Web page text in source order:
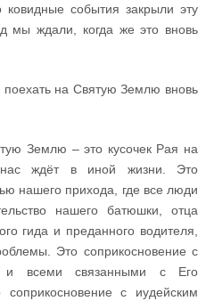
события закрыли эту
мы ждали, когда же это вновь
на Святую Землю вновь
Землю – это кусочек Рая на
ждёт в иной жизни. Это
нашего прихода, где все люди
нашего батюшки, отца
гида и преданного водителя,
Это соприкосновение с
и всеми связанными с Его
с иудейским